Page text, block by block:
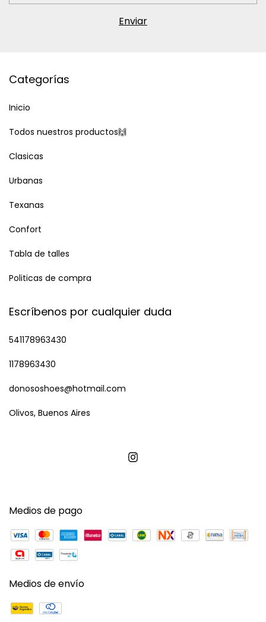
Categorías
Inicio
Todos nuestros productos🙌
Clasicas
Urbanas
Texanas
Confort
Tabla de talles
Politicas de compra
Escríbenos por cualquier duda
541178963430
1178963430
donososhoes@hotmail.com
Olivos, Buenos Aires
Medios de pago
Medios de envío